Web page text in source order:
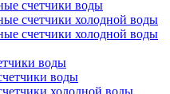
счетчики воды
счетчики холодной воды
счетчики холодной воды
воды
воды
холодной воды